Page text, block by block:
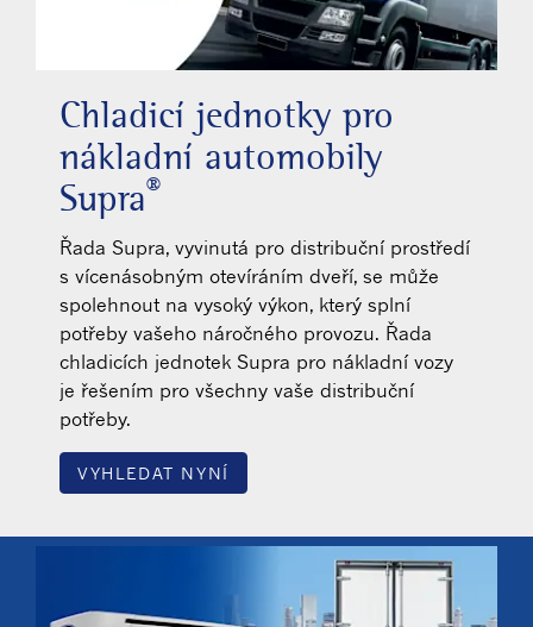
Chladicí jednotky pro
nákladní automobily
Supra®
Řada Supra, vyvinutá pro distribuční prostředí
s vícenásobným otevíráním dveří, se může
spolehnout na vysoký výkon, který splní
potřeby vašeho náročného provozu. Řada
chladicích jednotek Supra pro nákladní vozy
je řešením pro všechny vaše distribuční
potřeby.
VYHLEDAT NYNÍ